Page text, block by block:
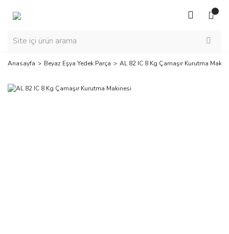
Anasayfa Beyaz Eşya Yedek Parça AL 82 IC 8 Kg Çamaşır Kurutma